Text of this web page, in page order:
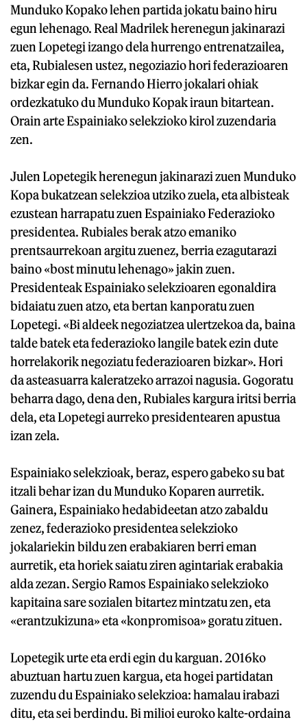
Munduko Kopako lehen partida jokatu baino hiru
egun lehenago. Real Madrilek herenegun jakinarazi
zuen Lopetegi izango dela hurrengo entrenatzailea,
eta, Rubialesen ustez, negoziazio hori federazioaren
bizkar egin da. Fernando Hierro jokalari ohiak
ordezkatuko du Munduko Kopak iraun bitartean.
Orain arte Espainiako selekzioko kirol zuzendaria
zen.
Julen Lopetegik herenegun jakinarazi zuen Munduko
Kopa bukatzean selekzioa utziko zuela, eta albisteak
ezustean harrapatu zuen Espainiako Federazioko
presidentea. Rubiales berak atzo emaniko
prentsaurrekoan argitu zuenez, berria ezagutarazi
baino «bost minutu lehenago» jakin zuen.
Presidenteak Espainiako selekzioaren egonaldira
bidaiatu zuen atzo, eta bertan kanporatu zuen
Lopetegi. «Bi aldeek negoziatzea ulertzekoa da, baina
talde batek eta federazioko langile batek ezin dute
horrelakorik negoziatu federazioaren bizkar». Hori
da asteasuarra kaleratzeko arrazoi nagusia. Gogoratu
beharra dago, dena den, Rubiales kargura iritsi berria
dela, eta Lopetegi aurreko presidentearen apustua
izan zela.
Espainiako selekzioak, beraz, espero gabeko su bat
itzali behar izan du Munduko Koparen aurretik.
Gainera, Espainiako hedabideetan atzo zabaldu
zenez, federazioko presidentea selekzioko
jokalariekin bildu zen erabakiaren berri eman
aurretik, eta horiek saiatu ziren agintariak erabakia
alda zezan. Sergio Ramos Espainiako selekzioko
kapitaina sare sozialen bitartez mintzatu zen, eta
«erantzukizuna» eta «konpromisoa» goratu zituen.
Lopetegik urte eta erdi egin du karguan. 2016ko
abuztuan hartu zuen kargua, eta hogei partidatan
zuzendu du Espainiako selekzioa: hamalau irabazi
ditu, eta sei berdindu. Bi milioi euroko kalte-ordaina